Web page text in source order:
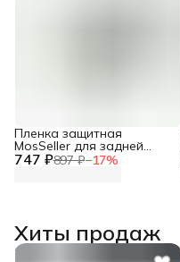
747 ₽897 ₽−17%
Пленка защитная
MosSeller для задней
панели для OPPO Reno 8
Хиты продаж